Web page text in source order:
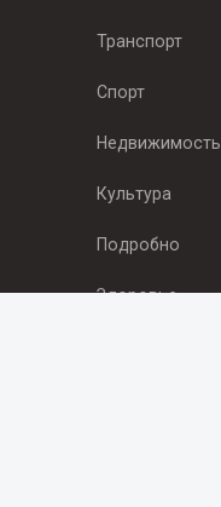
Транспорт
Спорт
Недвижимость
Культура
Подробно
Здоровье